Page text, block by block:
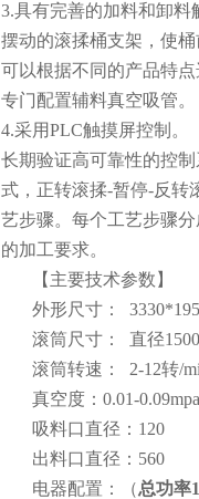
3.具有完善的加料和卸
摆动的滚揉桶支架，使
可以根据不同的产品特
专门配置辅料真空吸管。
4.采用PLC触摸屏控制。
长期验证高可靠性的控
式，正转滚揉-暂停-反转
艺步骤。每个工艺步骤
的加工要求。
【主要技术参数】
外形尺寸：
滚筒尺寸： 直径
滚筒转速： 2-12转/
真空度：0.01-0.09mpa
吸料口直径：120
出料口直径：560
电器配置：（总功率